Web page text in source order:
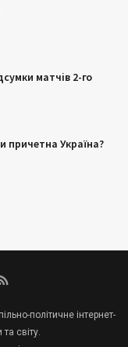
матчів 2-го
причетна Україна?
політичне інтернет-
світу.